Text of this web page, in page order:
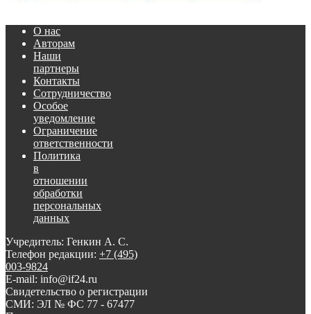
О нас
Авторам
Наши
партнеры
Контакты
Сотрудничество
Особое
уведомление
Ограничение
ответственности
Политика
в
отношении
обработки
персональных
данных
Учредитель: Генкин А. С.
Телефон редакции: +7 (495)
003-9824
E-mail: info@if24.ru
Свидетельство о регистрации
СМИ: ЭЛ № ФС 77 - 67477